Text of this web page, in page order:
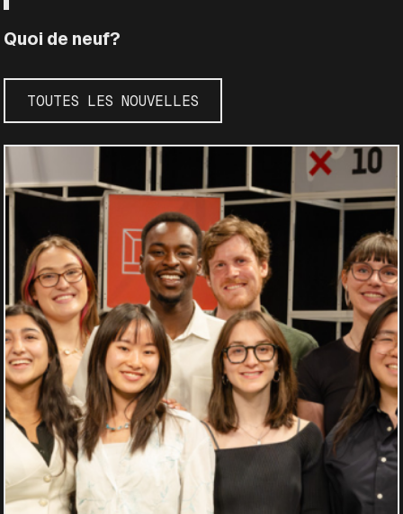
Quoi de neuf?
TOUTES LES NOUVELLES